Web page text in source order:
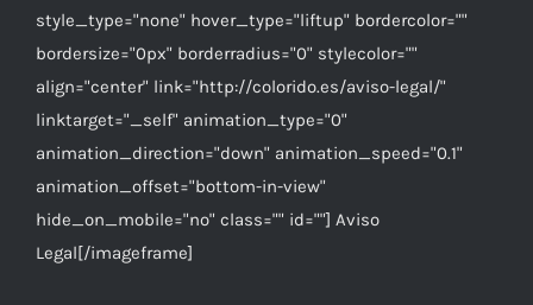
style_type="none" hover_type="liftup" bordercolor=""
bordersize="0px" borderradius="0" stylecolor=""
align="center" link="http://colorido.es/aviso-legal/"
linktarget="_self" animation_type="0"
animation_direction="down" animation_speed="0.1"
animation_offset="bottom-in-view"
hide_on_mobile="no" class="" id=""] Aviso
Legal[/imageframe]